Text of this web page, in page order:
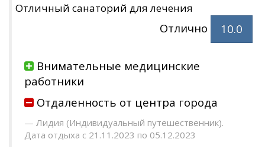
Отличный санаторий для лечения
Отлично 10.0
Внимательные медицинские
работники
Отдаленность от центра города
Лидия (Индивидуальный путешественник).
Дата отдыха с 21.11.2023 по 05.12.2023